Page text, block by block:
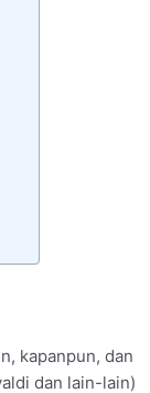
kapanpun, dan
dan lain-lain)